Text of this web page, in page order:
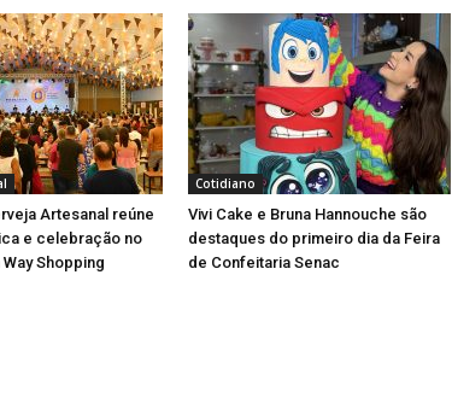
Artesanal reúne
e celebração no
Shopping
Cotidiano
Vivi Cake e Bruna Hannouche são
destaques do primeiro dia da Feira
de Confeitaria Senac